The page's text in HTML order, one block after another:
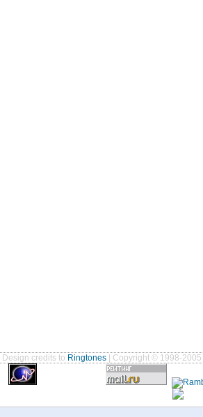
| Design credits to Ringtones | Copyright © 1998-2005